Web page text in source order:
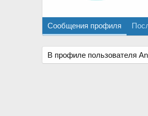
Сообщения профиля
В профиле пользователя